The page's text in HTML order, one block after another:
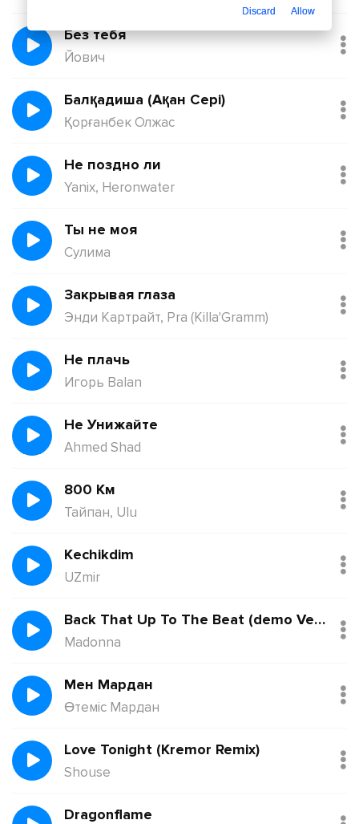
Без тебя
Йович
Балқадиша (Ақан Сері)
Қорғанбек Олжас
Не поздно ли
Yanix, Heronwater
Ты не моя
Сулима
Закрывая глаза
Энди Картрайт, Pra (Killa'Gramm)
Не плачь
Игорь Balan
Не Унижайте
Ahmed Shad
800 Км
Тайпан, Ulu
Kechikdim
UZmir
Back That Up To The Beat (demo Version)
Madonna
Мен Мардан
Өтеміс Мардан
Love Tonight (Kremor Remix)
Shouse
Dragonflame
Discard Allow